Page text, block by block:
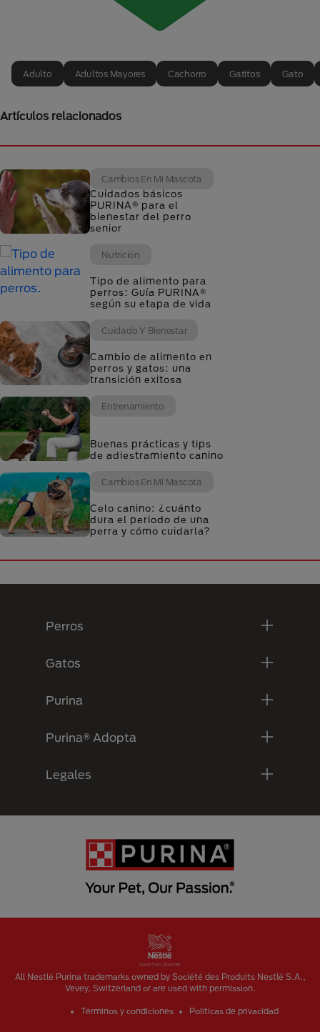
Adulto Adultos Mayores Cachorro Gatitos Gato
Artículos relacionados
Cambios En Mi Mascota
Cuidados básicos
PURINA® para el
bienestar del perro
senior
Nutrición
Tipo de alimento para
perros: Guía PURINA®
según su etapa de vida
Cuidado Y Bienestar
Cambio de alimento en
perros y gatos: una
transición exitosa
Entrenamiento
Buenas prácticas y tips
de adiestramiento canino
Cambios En Mi Mascota
Celo canino: ¿cuánto
dura el periodo de una
perra y cómo cuidarla?
Perros
Gatos
Purina
Purina® Adopta
Legales
All Nestlé Purina trademarks owned by Société des Produits Nestlé S.A.,
Vevey, Switzerland or are used with permission.
Terminos y condiciones Politicas de privacidad